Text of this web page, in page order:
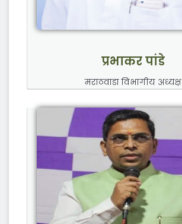
प्रभाकर पांडे
मराठवाडा विभागीय अध्यक्ष